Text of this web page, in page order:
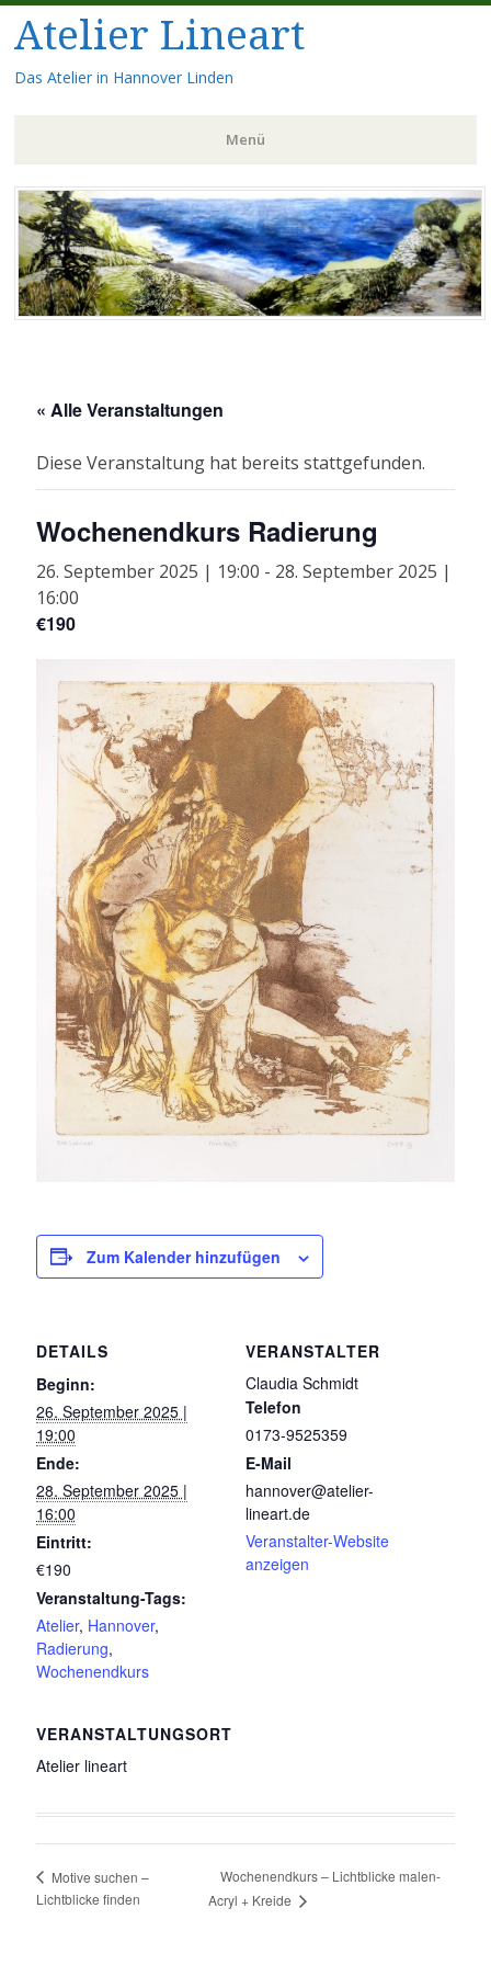
Atelier Lineart
Das Atelier in Hannover Linden
Menü
Zum
Inhalt
springen
« Alle Veranstaltungen
Diese Veranstaltung hat bereits stattgefunden.
Wochenendkurs Radierung
26. September 2025 | 19:00 - 28. September 2025 |
16:00
€190
Zum Kalender hinzufügen
DETAILS
Beginn:
26. September 2025 |
19:00
Ende:
28. September 2025 |
16:00
Eintritt:
€190
Veranstaltung-Tags:
Atelier, Hannover,
Radierung,
Wochenendkurs
VERANSTALTER
Claudia Schmidt
Telefon
0173-9525359
E-Mail
hannover@atelier-
lineart.de
Veranstalter-Website
anzeigen
VERANSTALTUNGSORT
Atelier lineart
Motive suchen –
Lichtblicke finden
Wochenendkurs – Lichtblicke malen-
Acryl + Kreide